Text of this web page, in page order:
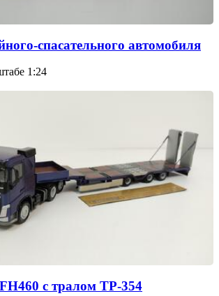
спасательного автомобиля
1:24
с тралом ТР-354